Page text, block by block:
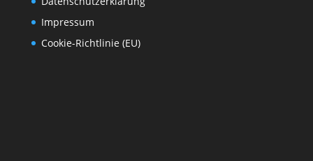
Impressum
Cookie-Richtlinie (EU)